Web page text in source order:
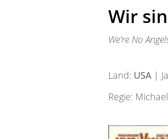
Wir
We’re No
Land: USA|
Regie: